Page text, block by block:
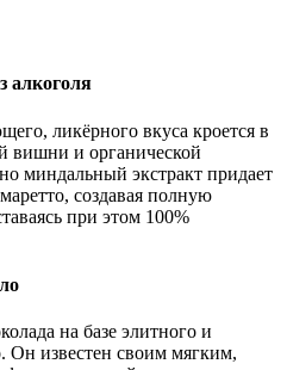
алкоголя
ликёрного вкуса кроется в
вишни и органической
миндальный экстракт придает
создавая полную
при этом 100%
на базе элитного и
Он известен своим мягким,